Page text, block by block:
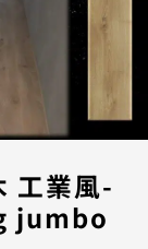
工業風-
jumbo